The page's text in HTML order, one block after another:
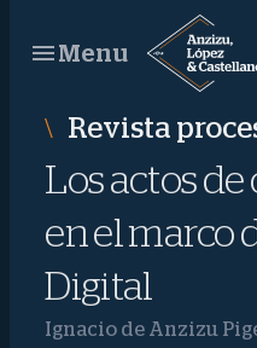
contenido
Menu
Revista
Los actos
en el marco
Digital
Ignacio de Anzizu